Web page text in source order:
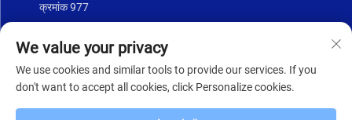
क्रमांक 977
+86-18668589258
[email protected]
We value your privacy
We use cookies and similar tools to provide our services. If you
don't want to accept all cookies, click Personalize cookies.